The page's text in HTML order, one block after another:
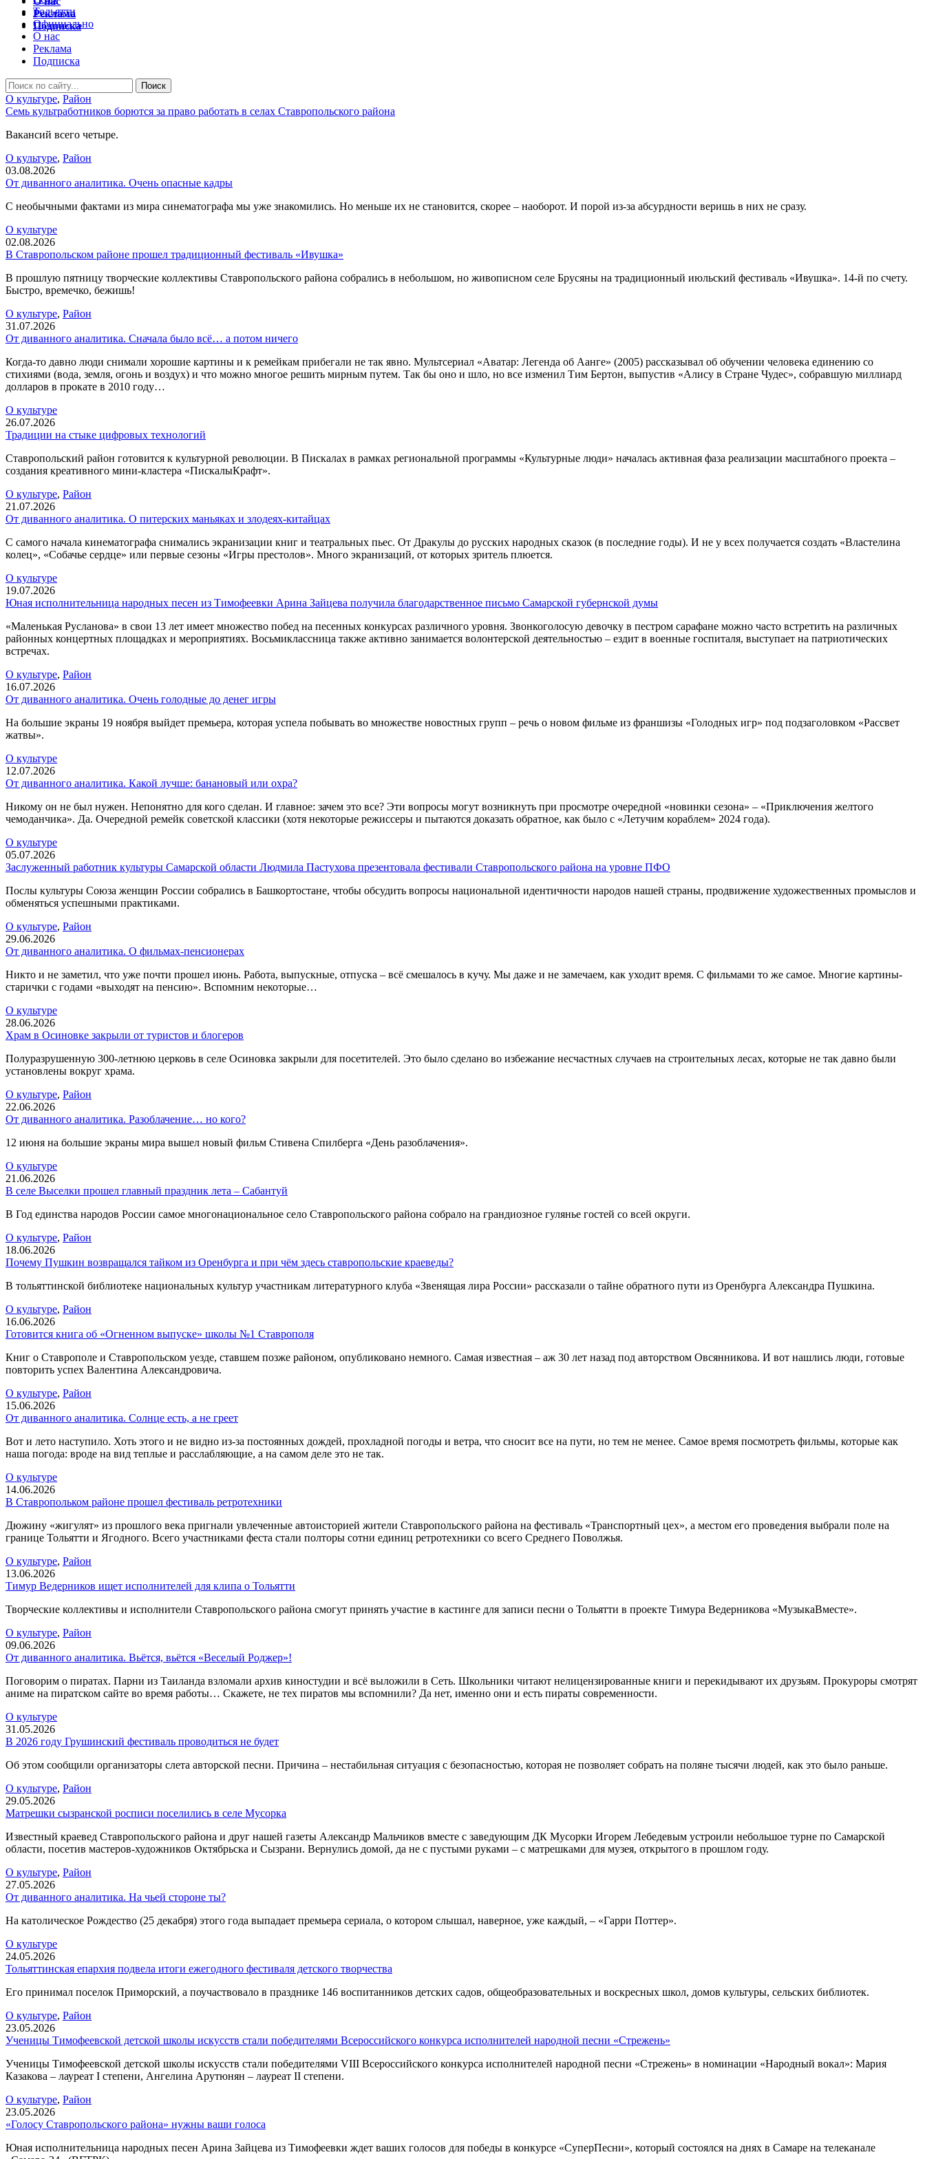
Тольятти
Официально
О нас
Реклама
Подписка
О культуре, Район
Семь культработников борются за право работать в селах Ставропольского района
Вакансий всего четыре.
О культуре, Район
03.08.2026
От диванного аналитика. Очень опасные кадры
С необычными фактами из мира синематографа мы уже знакомились. Но меньше их не становится, скорее – наоборот. И порой из-за абсурдности веришь в них не сразу.
О культуре
02.08.2026
В Ставропольском районе прошел традиционный фестиваль «Ивушка»
В прошлую пятницу творческие коллективы Ставропольского района собрались в небольшом, но живописном селе Брусяны на традиционный июльский фестиваль «Ивушка». 14-й по счету.
Быстро, времечко, бежишь!
О культуре, Район
31.07.2026
От диванного аналитика. Сначала было всё… а потом ничего
Когда-то давно люди снимали хорошие картины и к ремейкам прибегали не так явно. Мультсериал «Аватар: Легенда об Аанге» (2005) рассказывал об обучении человека единению со
стихиями (вода, земля, огонь и воздух) и что можно многое решить мирным путем. Так бы оно и шло, но все изменил Тим Бертон, выпустив «Алису в Стране Чудес», собравшую миллиард
долларов в прокате в 2010 году…
О культуре
26.07.2026
Традиции на стыке цифровых технологий
Ставропольский район готовится к культурной революции. В Пискалах в рамках региональной программы «Культурные люди» началась активная фаза реализации масштабного проекта –
создания креативного мини-кластера «ПискалыКрафт».
О культуре, Район
21.07.2026
От диванного аналитика. О питерских маньяках и злодеях-китайцах
С самого начала кинематографа снимались экранизации книг и театральных пьес. От Дракулы до русских народных сказок (в последние годы). И не у всех получается создать «Властелина
колец», «Собачье сердце» или первые сезоны «Игры престолов». Много экранизаций, от которых зритель плюется.
О культуре
19.07.2026
Юная исполнительница народных песен из Тимофеевки Арина Зайцева получила благодарственное письмо Самарской губернской думы
«Маленькая Русланова» в свои 13 лет имеет множество побед на песенных конкурсах различного уровня. Звонкоголосую девочку в пестром сарафане можно часто встретить на различных
районных концертных площадках и мероприятиях. Восьмиклассница также активно занимается волонтерской деятельностью – ездит в военные госпиталя, выступает на патриотических
встречах.
О культуре, Район
16.07.2026
От диванного аналитика. Очень голодные до денег игры
На большие экраны 19 ноября выйдет премьера, которая успела побывать во множестве новостных групп – речь о новом фильме из франшизы «Голодных игр» под подзаголовком «Рассвет
жатвы».
О культуре
12.07.2026
От диванного аналитика. Какой лучше: банановый или охра?
Никому он не был нужен. Непонятно для кого сделан. И главное: зачем это все? Эти вопросы могут возникнуть при просмотре очередной «новинки сезона» – «Приключения желтого
чемоданчика». Да. Очередной ремейк советской классики (хотя некоторые режиссеры и пытаются доказать обратное, как было с «Летучим кораблем» 2024 года).
О культуре
05.07.2026
Заслуженный работник культуры Самарской области Людмила Пастухова презентовала фестивали Ставропольского района на уровне ПФО
Послы культуры Союза женщин России собрались в Башкортостане, чтобы обсудить вопросы национальной идентичности народов нашей страны, продвижение художественных промыслов и
обменяться успешными практиками.
О культуре, Район
29.06.2026
От диванного аналитика. О фильмах-пенсионерах
Никто и не заметил, что уже почти прошел июнь. Работа, выпускные, отпуска – всё смешалось в кучу. Мы даже и не замечаем, как уходит время. С фильмами то же самое. Многие картины-
старички с годами «выходят на пенсию». Вспомним некоторые…
О культуре
28.06.2026
Храм в Осиновке закрыли от туристов и блогеров
Полуразрушенную 300-летнюю церковь в селе Осиновка закрыли для посетителей. Это было сделано во избежание несчастных случаев на строительных лесах, которые не так давно были
установлены вокруг храма.
О культуре, Район
22.06.2026
От диванного аналитика. Разоблачение… но кого?
12 июня на большие экраны мира вышел новый фильм Стивена Спилберга «День разоблачения».
О культуре
21.06.2026
В селе Выселки прошел главный праздник лета – Сабантуй
В Год единства народов России самое многонациональное село Ставропольского района собрало на грандиозное гулянье гостей со всей округи.
О культуре, Район
18.06.2026
Почему Пушкин возвращался тайком из Оренбурга и при чём здесь ставропольские краеведы?
В тольяттинской библиотеке национальных культур участникам литературного клуба «Звенящая лира России» рассказали о тайне обратного пути из Оренбурга Александра Пушкина.
О культуре, Район
16.06.2026
Готовится книга об «Огненном выпуске» школы №1 Ставрополя
Книг о Ставрополе и Ставропольском уезде, ставшем позже районом, опубликовано немного. Самая известная – аж 30 лет назад под авторством Овсянникова. И вот нашлись люди, готовые
повторить успех Валентина Александровича.
О культуре, Район
15.06.2026
От диванного аналитика. Солнце есть, а не греет
Вот и лето наступило. Хоть этого и не видно из-за постоянных дождей, прохладной погоды и ветра, что сносит все на пути, но тем не менее. Самое время посмотреть фильмы, которые как
наша погода: вроде на вид теплые и расслабляющие, а на самом деле это не так.
О культуре
14.06.2026
В Ставропольком районе прошел фестиваль ретротехники
Дюжину «жигулят» из прошлого века пригнали увлеченные автоисторией жители Ставропольского района на фестиваль «Транспортный цех», а местом его проведения выбрали поле на
границе Тольятти и Ягодного. Всего участниками феста стали полторы сотни единиц ретротехники со всего Среднего Поволжья.
О культуре, Район
13.06.2026
Тимур Ведерников ищет исполнителей для клипа о Тольятти
Творческие коллективы и исполнители Ставропольского района смогут принять участие в кастинге для записи песни о Тольятти в проекте Тимура Ведерникова «МузыкаВместе».
О культуре, Район
09.06.2026
От диванного аналитика. Вьётся, вьётся «Веселый Роджер»!
Поговорим о пиратах. Парни из Таиланда взломали архив киностудии и всё выложили в Сеть. Школьники читают нелицензированные книги и перекидывают их друзьям. Прокуроры смотрят
аниме на пиратском сайте во время работы… Скажете, не тех пиратов мы вспомнили? Да нет, именно они и есть пираты современности.
О культуре
31.05.2026
В 2026 году Грушинский фестиваль проводиться не будет
Об этом сообщили организаторы слета авторской песни. Причина – нестабильная ситуация с безопасностью, которая не позволяет собрать на поляне тысячи людей, как это было раньше.
О культуре, Район
29.05.2026
Матрешки сызранской росписи поселились в селе Мусорка
Известный краевед Ставропольского района и друг нашей газеты Александр Мальчиков вместе с заведующим ДК Мусорки Игорем Лебедевым устроили небольшое турне по Самарской
области, посетив мастеров-художников Октябрьска и Сызрани. Вернулись домой, да не с пустыми руками – с матрешками для музея, открытого в прошлом году.
О культуре, Район
27.05.2026
От диванного аналитика. На чьей стороне ты?
На католическое Рождество (25 декабря) этого года выпадает премьера сериала, о котором слышал, наверное, уже каждый, – «Гарри Поттер».
О культуре
24.05.2026
Тольяттинская епархия подвела итоги ежегодного фестиваля детского творчества
Его принимал поселок Приморский, а поучаствовало в празднике 146 воспитанников детских садов, общеобразовательных и воскресных школ, домов культуры, сельских библиотек.
О культуре, Район
23.05.2026
Ученицы Тимофеевской детской школы искусств стали победителями Всероссийского конкурса исполнителей народной песни «Стрежень»
Ученицы Тимофеевской детской школы искусств стали победителями VIII Всероссийского конкурса исполнителей народной песни «Стрежень» в номинации «Народный вокал»: Мария
Казакова – лауреат I степени, Ангелина Арутюнян – лауреат II степени.
О культуре, Район
23.05.2026
«Голосу Ставропольского района» нужны ваши голоса
Юная исполнительница народных песен Арина Зайцева из Тимофеевки ждет ваших голосов для победы в конкурсе «СуперПесни», который состоялся на днях в Самаре на телеканале
Реклама
Подписка